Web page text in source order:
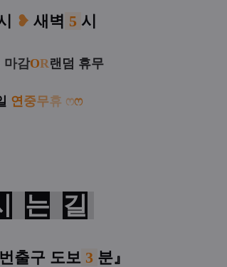
❥ 새벽 5 시
마감OR랜덤 휴무
연중무휴 ෆෆ
는 길
출구 도보 3 분』